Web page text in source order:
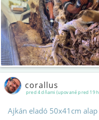
pred 4 dňami (upované pred 19
corallus
Ajkán eladó 50x41cm